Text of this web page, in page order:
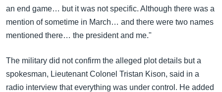
ရန်
an end game… but it was not specific. Although there was a
mention of sometime in March… and there were two names
mentioned there… the president and me."
The military did not confirm the alleged plot details but a
spokesman, Lieutenant Colonel Tristan Kison, said in a
radio interview that everything was under control. He added